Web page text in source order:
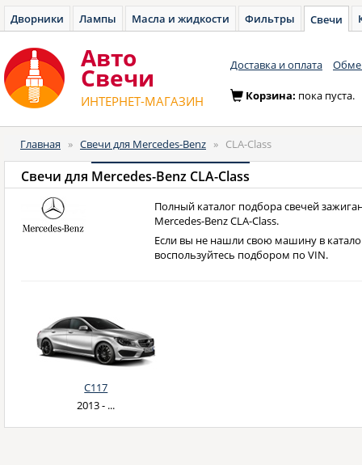
Дворники Лампы Масла и жидкости Фильтры Свечи
Авто
Cвечи
ИНТЕРНЕТ-МАГАЗИН
Доставка и оплата
Корзина: пока пуста.
Главная » Свечи для Mercedes-Benz » CLA-Class
Свечи для Mercedes-Benz CLA-Class
Полный каталог подбора свечей
Mercedes-Benz CLA-Class.
Если вы не нашли свою машину в
воспользуйтесь подбором по VIN.
C117
2013 - ...